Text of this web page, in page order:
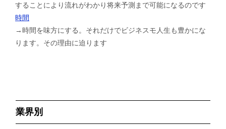
することにより流れがわかり将来予測まで可能になるのです
時間
→時間を味方にする。それだけでビジネスモ人生も豊かにな
ります。その理由に迫ります
業界別